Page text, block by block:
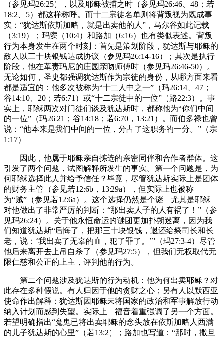
（参见玛26:25），以及耶稣被捕之时（参见玛26:46、48；若
18:2、5）都这样称呼。而十二宗徒名单则将背叛视为既成事
实：“犹达斯依斯加略，就是出卖他的人”，马尔谷如此记载
（3:19）；玛窦（10:4）和路加（6:16）也有类似表述。背叛
行为本身发生在两个时刻：首先是策划阶段，犹达斯与耶稣的
敌人以三十块银钱达成协议（参见玛26:14-16）；其次是执行
阶段，他在革责玛尼的庄园亲吻师傅时（参见玛26:46-50）。
无论如何，圣史都强调犹达斯作为宗徒的身份，从哪方面来看
都是适宜的：他多次被称为“十二人中之一”（玛26:14、47；
谷14:10、20；若6:71）或“十二宗徒中的一位”（路22:3）。事
实上，耶稣两次对门徒们谈及犹达斯时，都称他为“你们中间
的一位”（玛26:21；谷14:18；若6:70，13:21）。而伯多禄也曾
说：“他本来是我们中间的一位，分占了这职务的一分。”（宗
1:17）
因此，他属于耶稣亲自拣选的亲密同伴和合作者群体。这
引发了两个问题，试图解释所发生的事实。第一个问题是，为
何耶稣选择此人并给予信任？毕竟，尽管犹达斯实际上是团体
的财务主管（参见若12:6b，13:29a），但实际上也被称
为“贼”（参见若12:6a）。这个选择仍然是个谜，尤其是耶稣
对他做出了非常严厉的判断：“那出卖人子的人有祸了！”（参
见玛26:24）。关于他永恒命运的谜团更加扑朔迷离，因为我
们知道犹达斯“后悔了，把那三十块银钱，退还给祭司长和长
老，说：‘我出卖了无辜的血，犯了罪了。’”（玛27:3-4）尽管
他后来离开去上吊自杀了（参见玛27:5），但我们无权取代无
限仁慈和公正的上主，评判他的行为。
第二个问题涉及犹达斯的行为动机：他为何出卖耶稣？对
此存在多种假说。有人归因于他的贪财之心；另有人以默西亚
使命作出解释：犹达斯因耶稣未将国家的政治和军事解放行动
纳入计划而感到失望。实际上，福音着重强调了另一个方面。
若望明确指出“魔鬼已将出卖耶稣的念头放在依斯加略人西满
的儿子犹达斯的心里”（若13:2）；路加也写道：“那时，撒旦